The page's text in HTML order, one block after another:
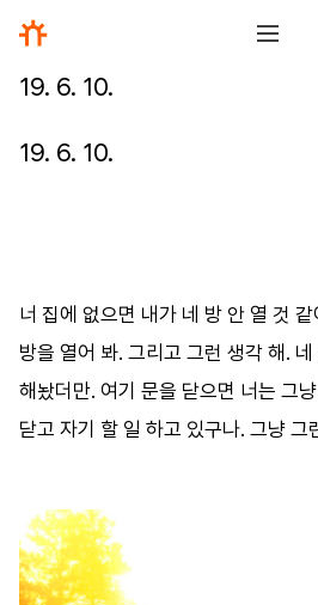
글
그림
영상
19. 6. 10.
19. 6. 10.
너 집에 없으면 내가 네 방 안 열 것 같
방을 열어 봐. 그리고 그런 생각 해 . 네
해놨더만. 여기 문을 닫으면 너는 그냥
닫고 자기 할 일 하고 있구나. 그냥 그